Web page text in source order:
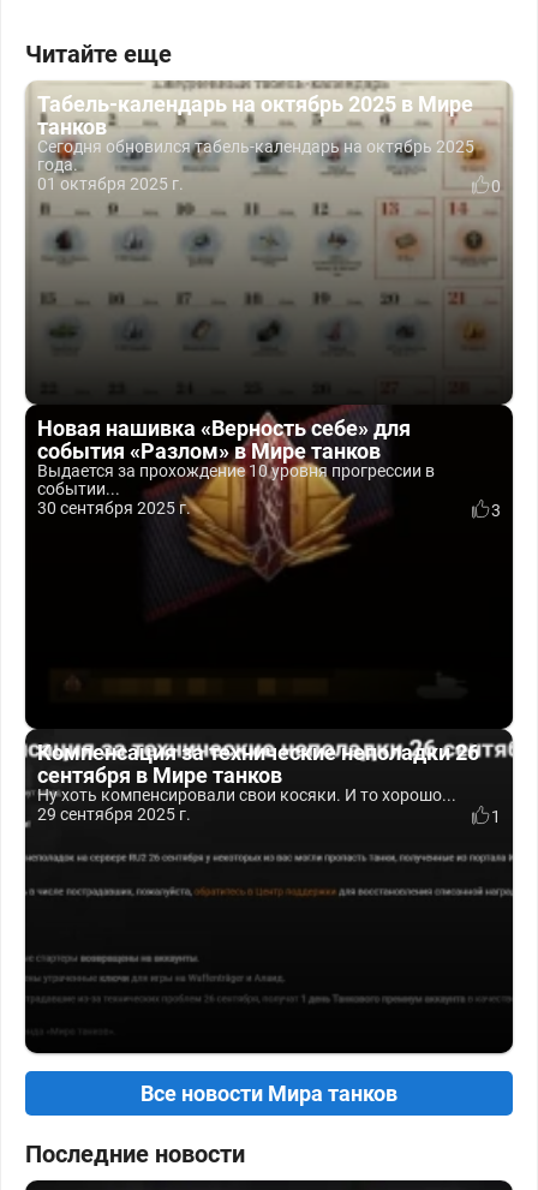
Читайте еще
Табель-календарь на октябрь 2025 в Мире
танков
Сегодня обновился табель-календарь на октябрь 2025
года.
01 октября 2025 г.
0
Новая нашивка «Верность себе» для
события «Разлом» в Мире танков
Выдается за прохождение 10 уровня прогрессии в
событии...
30 сентября 2025 г.
3
Компенсация за технические неполадки 26
сентября в Мире танков
Ну хоть компенсировали свои косяки. И то хорошо...
29 сентября 2025 г.
1
Все новости Мира танков
Последние новости